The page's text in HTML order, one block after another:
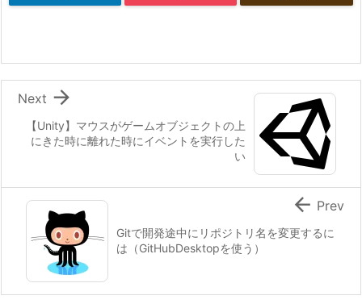
【Unity】マウスがゲームオブジェクトの上
にきた時に離れた時にイベントを実行した
い

Next
Gitで開発途中にリポジトリ名を変更するに
は（GitHubDesktopを使う）
 Prev